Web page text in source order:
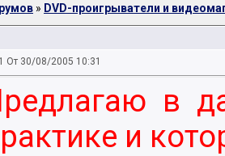
» DVD-проигрыватели и
От 30/08/2005 10:31
в
и